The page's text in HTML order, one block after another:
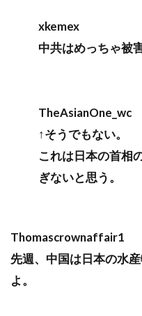
xkemex
中共はめっちゃ被
TheAsianOne_wc
↑そうでもない。
これは日本の首相
ぎないと思う。
Thomascrownaffair1
先週、中国は日本の水
よ。